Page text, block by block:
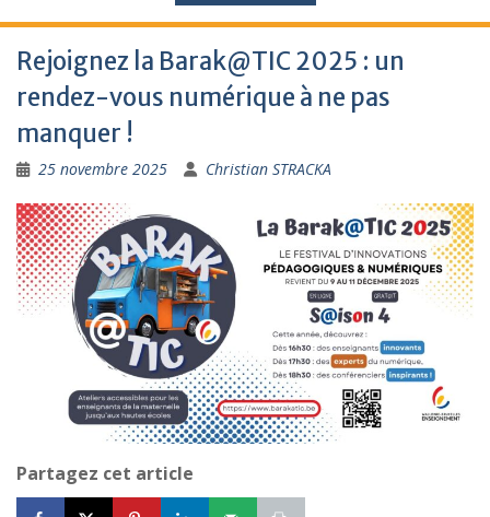
Rejoignez la Barak@TIC 2025 : un
rendez-vous numérique à ne pas
manquer !
25 novembre 2025 Christian STRACKA
Partagez cet article